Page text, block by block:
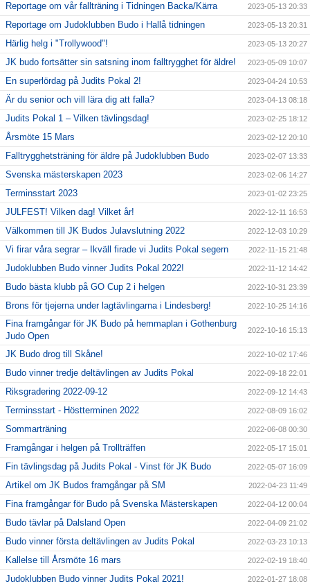
Reportage om vår fallträning i Tidningen Backa/Kärra 2023-05-13 20:33
Reportage om Judoklubben Budo i Hallå tidningen 2023-05-13 20:31
Härlig helg i "Trollywood"! 2023-05-13 20:27
JK budo fortsätter sin satsning inom falltrygghet för äldre! 2023-05-09 10:07
En superlördag på Judits Pokal 2! 2023-04-24 10:53
Är du senior och vill lära dig att falla? 2023-04-13 08:18
Judits Pokal 1 – Vilken tävlingsdag! 2023-02-25 18:12
Årsmöte 15 Mars 2023-02-12 20:10
Falltrygghetsträning för äldre på Judoklubben Budo 2023-02-07 13:33
Svenska mästerskapen 2023 2023-02-06 14:27
Terminsstart 2023 2023-01-02 23:25
JULFEST! Vilken dag! Vilket år! 2022-12-11 16:53
Välkommen till JK Budos Julavslutning 2022 2022-12-03 10:29
Vi firar våra segrar – Ikväll firade vi Judits Pokal segern 2022-11-15 21:48
Judoklubben Budo vinner Judits Pokal 2022! 2022-11-12 14:42
Budo bästa klubb på GO Cup 2 i helgen 2022-10-31 23:39
Brons för tjejerna under lagtävlingarna i Lindesberg! 2022-10-25 14:16
Fina framgångar för JK Budo på hemmaplan i Gothenburg
Judo Open
2022-10-16 15:13
JK Budo drog till Skåne! 2022-10-02 17:46
Budo vinner tredje deltävlingen av Judits Pokal 2022-09-18 22:01
Riksgradering 2022-09-12 2022-09-12 14:43
Terminsstart - Höstterminen 2022 2022-08-09 16:02
Sommarträning 2022-06-08 00:30
Framgångar i helgen på Trollträffen 2022-05-17 15:01
Fin tävlingsdag på Judits Pokal - Vinst för JK Budo 2022-05-07 16:09
Artikel om JK Budos framgångar på SM 2022-04-23 11:49
Fina framgångar för Budo på Svenska Mästerskapen 2022-04-12 00:04
Budo tävlar på Dalsland Open 2022-04-09 21:02
Budo vinner första deltävlingen av Judits Pokal 2022-03-23 10:13
Kallelse till Årsmöte 16 mars 2022-02-19 18:40
Judoklubben Budo vinner Judits Pokal 2021! 2022-01-27 18:08